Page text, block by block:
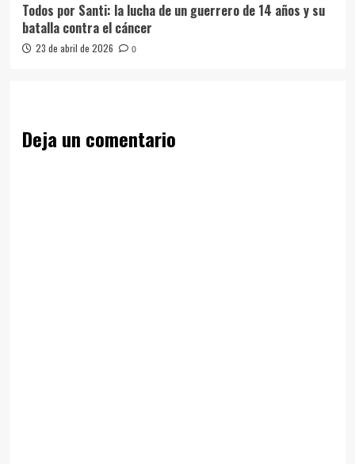
Todos por Santi: la lucha de un guerrero de 14 años y su
batalla contra el cáncer
23 de abril de 2026 0
Deja un comentario